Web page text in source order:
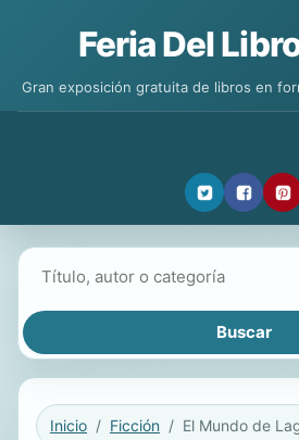
Feria Del
Gran exposición gratuita de libros en
Inicio Ficción El Mundo de